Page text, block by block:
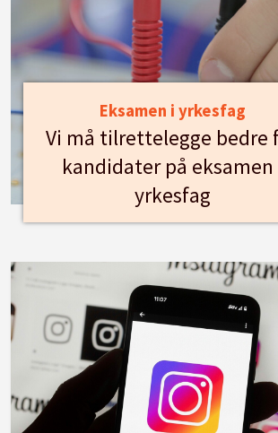
Eksamen i yrkesfag
Vi må tilrettelegge bedre
kandidater på eksamen
yrkesfag